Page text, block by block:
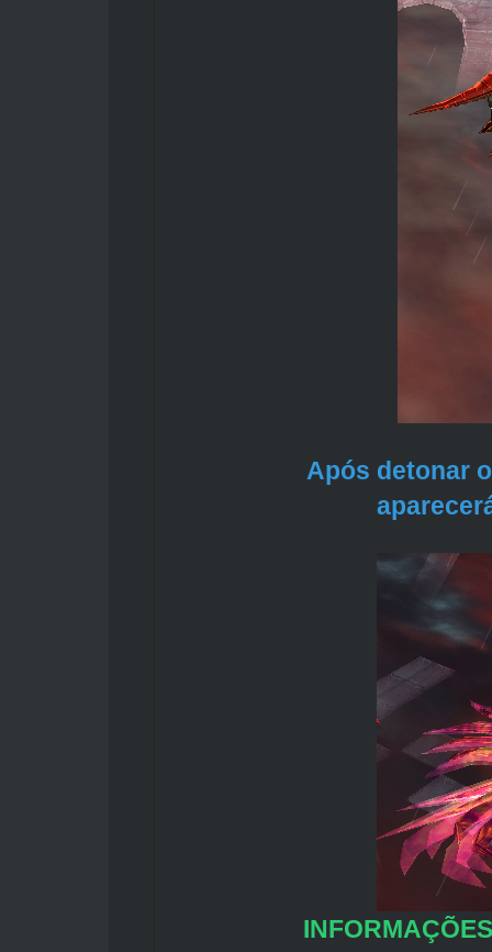
Após detonar